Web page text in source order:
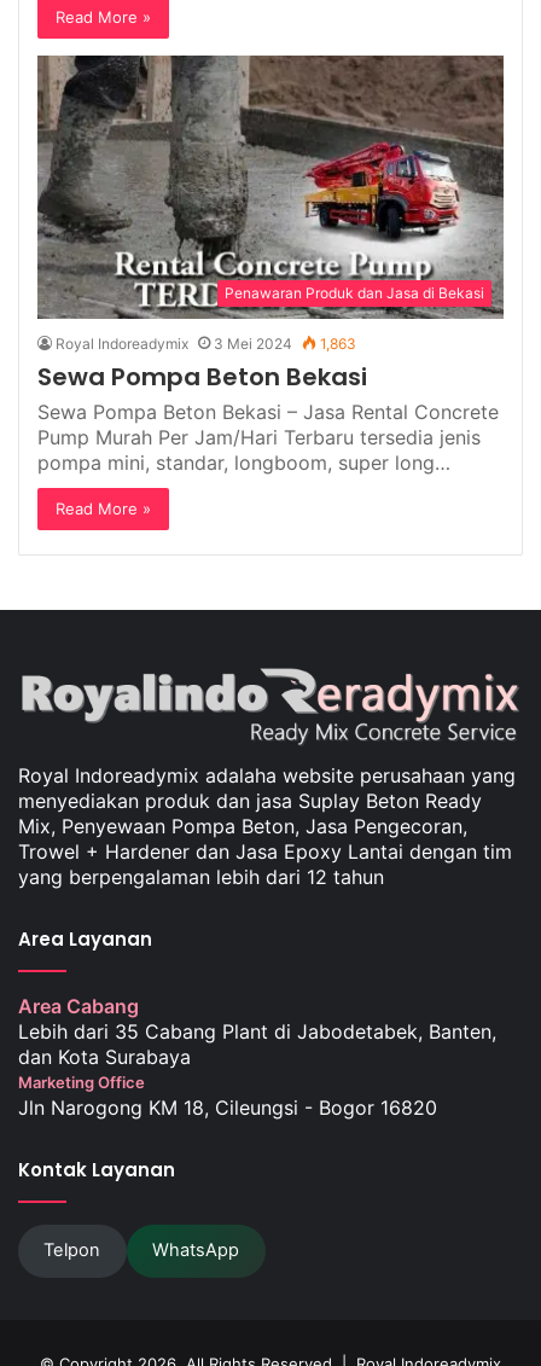
Read More »
Penawaran Produk dan Jasa di Bekasi
Royal Indoreadymix 3 Mei 2024 1,863
Sewa Pompa Beton Bekasi
Sewa Pompa Beton Bekasi – Jasa Rental Concrete
Pump Murah Per Jam/Hari Terbaru tersedia jenis
pompa mini, standar, longboom, super long…
Read More »
Royal Indoreadymix adalaha website perusahaan yang
menyediakan produk dan jasa Suplay Beton Ready
Mix, Penyewaan Pompa Beton, Jasa Pengecoran,
Trowel + Hardener dan Jasa Epoxy Lantai dengan tim
yang berpengalaman lebih dari 12 tahun
Area Layanan
Area Cabang
Lebih dari 35 Cabang Plant di Jabodetabek, Banten,
dan Kota Surabaya
Marketing Office
Jln Narogong KM 18, Cileungsi - Bogor 16820
Kontak Layanan
Telpon WhatsApp